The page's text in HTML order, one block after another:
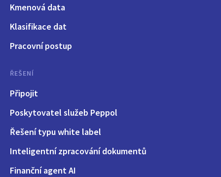
Kmenová data
Klasifikace dat
Pracovní postup
ŘEŠENÍ
Připojit
Poskytovatel služeb Peppol
Řešení typu white label
Inteligentní zpracování dokumentů
Finanční agent AI